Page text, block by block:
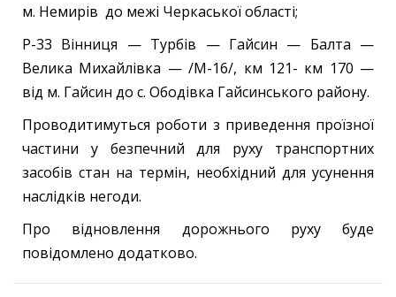
м. Немирів до межі Черкаської області;
Р-33 Вінниця — Турбів — Гайсин — Балта —
Велика Михайлівка — /М-16/, км 121- км 170 —
від м. Гайсин до с. Ободівка Гайсинського району.
Проводитимуться роботи з приведення проїзної
частини у безпечний для руху транспортних
засобів стан на термін, необхідний для усунення
наслідків негоди.
Про відновлення дорожнього руху буде
повідомлено додатково.